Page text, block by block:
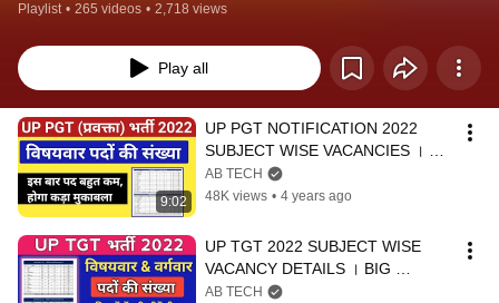
Playlist • 265 videos • 2,718 views
Play all
9:02
UP PGT NOTIFICATION 2022
SUBJECT WISE VACANCIES ।
Balak Varg & Balika Varg Vacancy
। AB TECH
AB TECH
48K views • 4 years ago
UP TGT 2022 SUBJECT WISE
VACANCY DETAILS । BIG
COMPITITION IN THESE
AB TECH